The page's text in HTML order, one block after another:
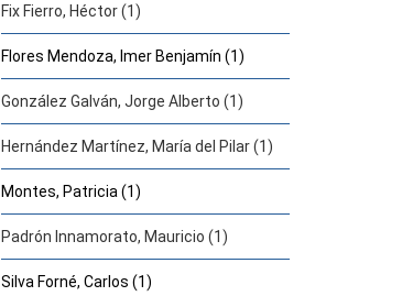
Fix Fierro, Héctor (1)
Flores Mendoza, Imer Benjamín (1)
González Galván, Jorge Alberto (1)
Hernández Martínez, María del Pilar (1)
Montes, Patricia (1)
Padrón Innamorato, Mauricio (1)
Silva Forné, Carlos (1)